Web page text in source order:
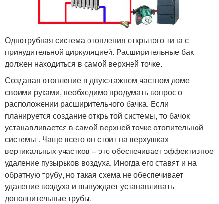
Однотрубная система отопления открытого типа с
принудительной циркуляцией. Расширительные бак
должен находиться в самой верхней точке.
Создавая отопление в двухэтажном частном доме
своими руками, необходимо продумать вопрос о
расположении расширительного бачка. Если
планируется создание открытой системы, то бачок
устанавливается в самой верхней точке отопительной
системы . Чаще всего он стоит на верхушках
вертикальных участков – это обеспечивает эффективное
удаление пузырьков воздуха. Иногда его ставят и на
обратную трубу, но такая схема не обеспечивает
удаление воздуха и вынуждает устанавливать
дополнительные трубы.